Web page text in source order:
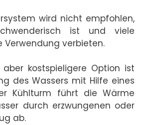
wird nicht empfohlen,
ist und viele
Verwendung verbieten.
aber kostspieligere Option ist
des Wassers mit Hilfe eines
Kühlturm führt die Wärme
durch erzwungenen oder
ab.